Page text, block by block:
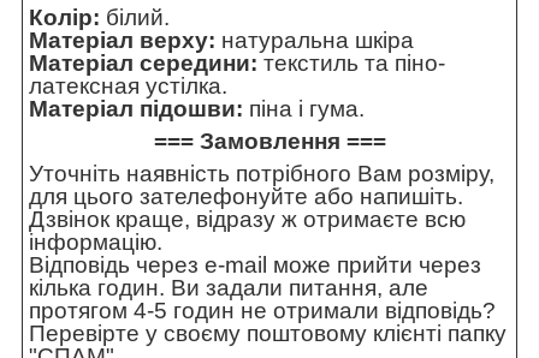
Колір: білий.
Матеріал верху: натуральна шкіра
Матеріал середини: текстиль та піно-
латексная устілка.
Матеріал підошви: піна і гума.
=== Замовлення ===
Уточніть наявність потрібного Вам розміру,
для цього зателефонуйте або напишіть.
Дзвінок краще, відразу ж отримаєте всю
інформацію.
Відповідь через e-mail може прийти через
кілька годин. Ви задали питання, але
протягом 4-5 годин не отримали відповідь?
Перевірте у своєму поштовому клієнті папку